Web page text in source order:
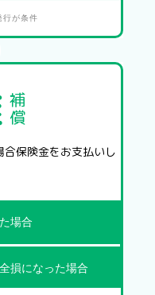
が条件
補
償
合保険金をお支払いし
場合
損になった場合